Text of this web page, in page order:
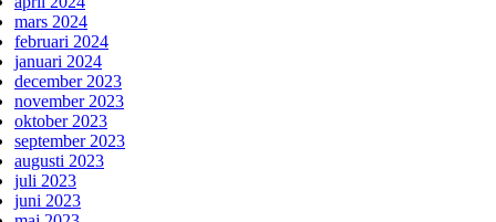
mars 2024
februari 2024
januari 2024
december 2023
november 2023
oktober 2023
september 2023
augusti 2023
juli 2023
juni 2023